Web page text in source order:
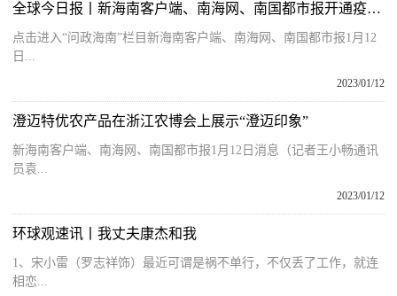
全球今日报丨新海南客户端、南海网、南国都市报开通疫情求助专区 有困难诉求快来反映
点击进入“问政海南”栏目新海南客户端、南海网、南国都市报1月12
日...
2023/01/12
澄迈特优农产品在浙江农博会上展示“澄迈印象”
新海南客户端、南海网、南国都市报1月12日消息（记者王小畅通讯
员袁...
2023/01/12
环球观速讯丨我丈夫康杰和我
1、宋小雷（罗志祥饰）最近可谓是祸不单行，不仅丢了工作，就连
相恋...